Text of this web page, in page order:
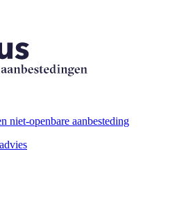
niet-openbare aanbesteding